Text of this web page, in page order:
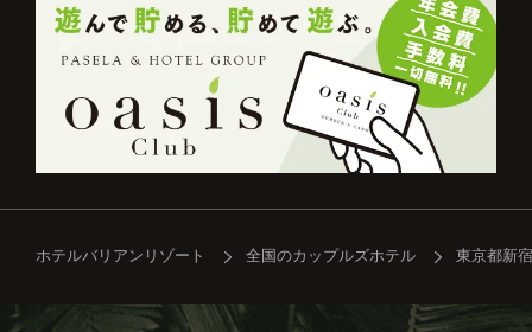
ホテルバリアンリゾート 全国のカップルズホテル 東京都新